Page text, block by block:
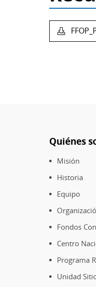
Quiénes
Misión
Historia
Equipo
Fondos
Centro
Programa
Unidad